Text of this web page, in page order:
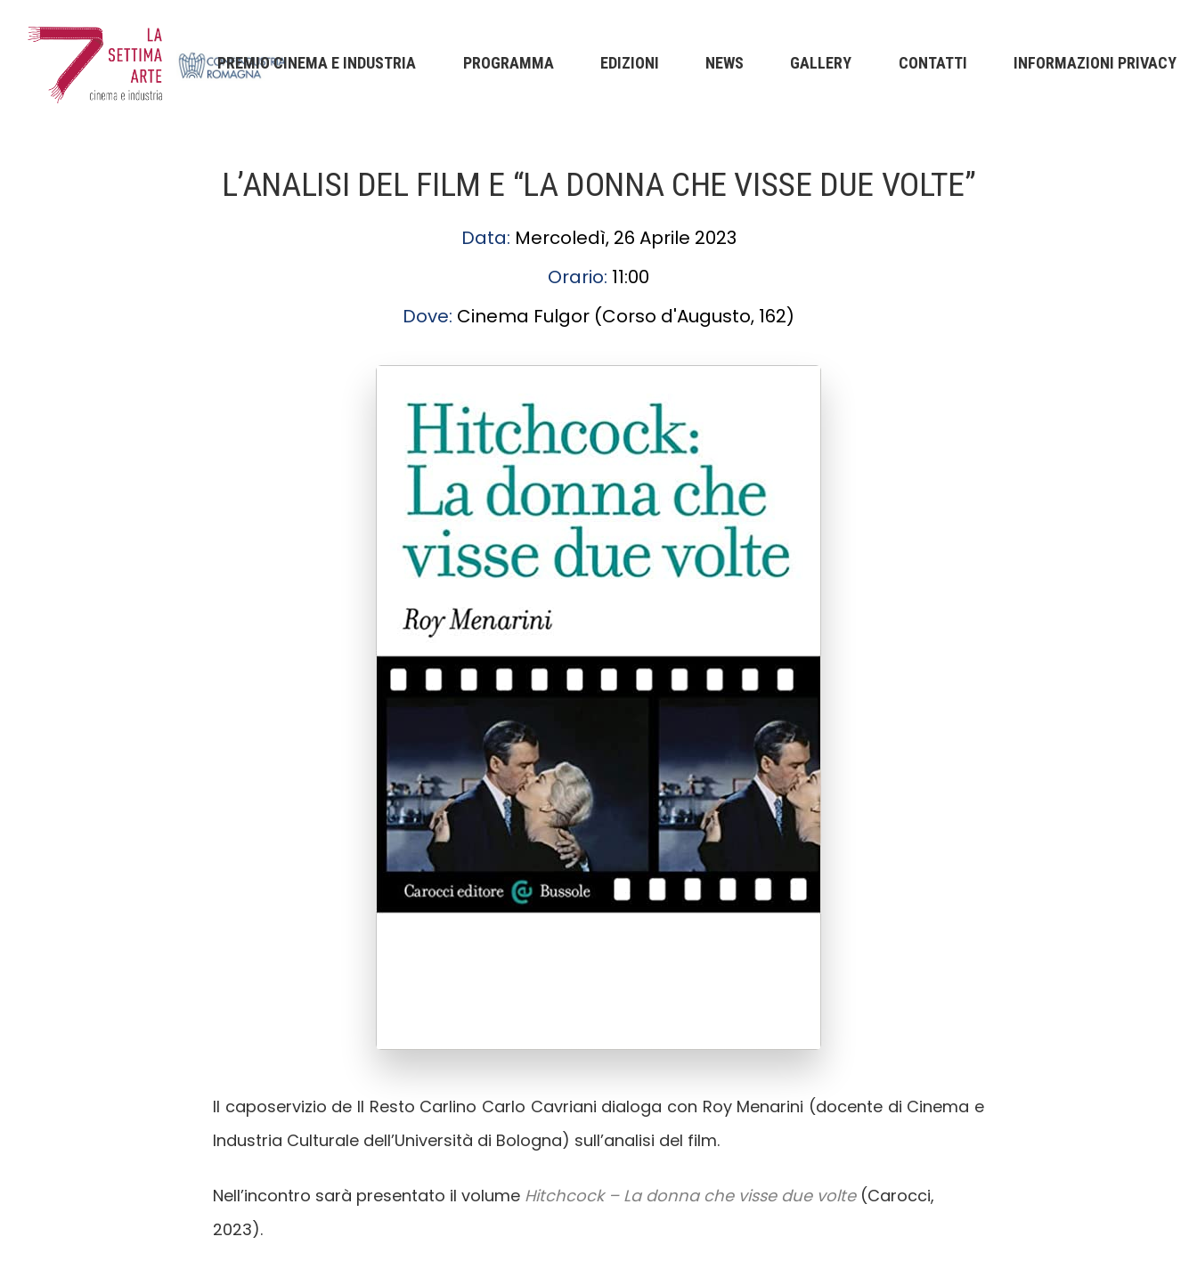
PREMIO CINEMA E INDUSTRIA PROGRAMMA EDIZIONI NEWS GALLERY CONTATTI INFORMAZIONI PRIVACY
L’ANALISI DEL FILM E “LA DONNA CHE VISSE DUE VOLTE”
Data: Mercoledì, 26 Aprile 2023
Orario: 11:00
Dove: Cinema Fulgor (Corso d'Augusto, 162)
Il caposervizio de Il Resto Carlino Carlo Cavriani dialoga con Roy Menarini (docente di Cinema e
Industria Culturale dell’Università di Bologna) sull’analisi del film.
Nell’incontro sarà presentato il volume Hitchcock – La donna che visse due volte (Carocci,
2023).